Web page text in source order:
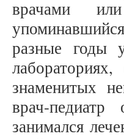
врачами
разные годы
знаменитых
врач-
занимался